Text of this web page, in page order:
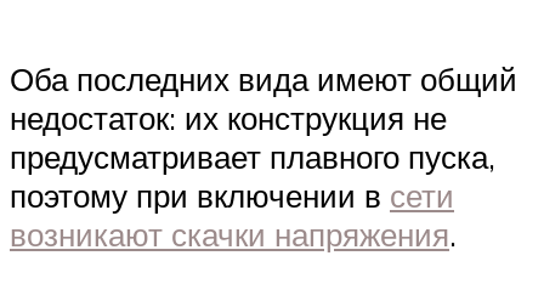
Оба последних вида имеют общий
недостаток: их конструкция не
предусматривает плавного пуска,
поэтому при включении в сети
возникают скачки напряжения.